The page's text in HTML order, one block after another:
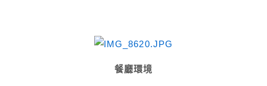
餐廳環境